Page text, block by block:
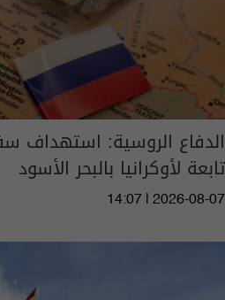
الدفاع الروسية: استهداف
تابعة لأوكرانيا بالبحر الأسود
14:07 | 2026-08-07